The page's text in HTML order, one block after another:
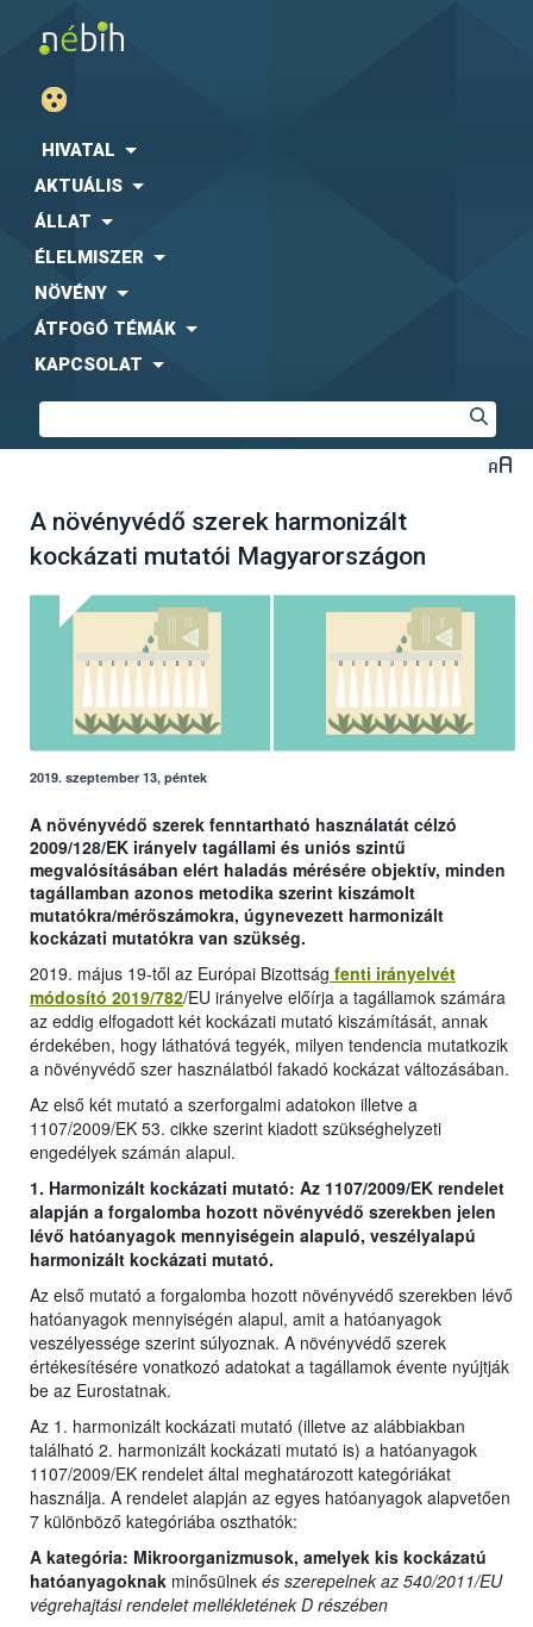
HIVATAL
AKTUÁLIS
ÁLLAT
ÉLELMISZER
NÖVÉNY
ÁTFOGÓ TÉMÁK
KAPCSOLAT
A növényvédő szerek harmonizált
kockázati mutatói Magyarországon
2019. szeptember 13, péntek
A növényvédő szerek fenntartható használatát célzó
2009/128/EK irányelv tagállami és uniós szintű
megvalósításában elért haladás mérésére objektív, minden
tagállamban azonos metodika szerint kiszámolt
mutatókra/mérőszámokra, úgynevezett harmonizált
kockázati mutatókra van szükség.
2019. május 19-től az Európai Bizottság fenti irányelvét
módosító 2019/782/EU irányelve előírja a tagállamok számára
az eddig elfogadott két kockázati mutató kiszámítását, annak
érdekében, hogy láthatóvá tegyék, milyen tendencia mutatkozik
a növényvédő szer használatból fakadó kockázat változásában.
Az első két mutató a szerforgalmi adatokon illetve a
1107/2009/EK 53. cikke szerint kiadott szükséghelyzeti
engedélyek számán alapul.
1. Harmonizált kockázati mutató: Az 1107/2009/EK rendelet
alapján a forgalomba hozott növényvédő szerekben jelen
lévő hatóanyagok mennyiségein alapuló, veszélyalapú
harmonizált kockázati mutató.
Az első mutató a forgalomba hozott növényvédő szerekben lévő
hatóanyagok mennyiségén alapul, amit a hatóanyagok
veszélyessége szerint súlyoznak. A növényvédő szerek
értékesítésére vonatkozó adatokat a tagállamok évente nyújtják
be az Eurostatnak.
Az 1. harmonizált kockázati mutató (illetve az alábbiakban
található 2. harmonizált kockázati mutató is) a hatóanyagok
1107/2009/EK rendelet által meghatározott kategóriákat
használja. A rendelet alapján az egyes hatóanyagok alapvetően
7 különböző kategóriába oszthatók:
A kategória: Mikroorganizmusok, amelyek kis kockázatú
hatóanyagoknak minősülnek és szerepelnek az 540/2011/EU
végrehajtási rendelet mellékletének D részében